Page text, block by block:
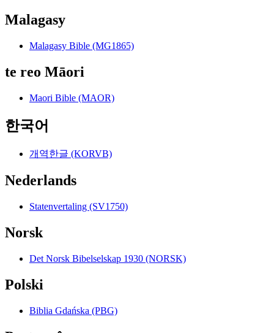
Malagasy
Malagasy Bible (MG1865)
te reo Māori
Maori Bible (MAOR)
한국어
개역한글 (KORVB)
Nederlands
Statenvertaling (SV1750)
Norsk
Det Norsk Bibelselskap 1930 (NORSK)
Polski
Biblia Gdańska (PBG)